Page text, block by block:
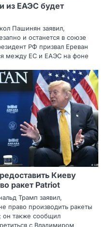
из ЕАЭС будет
Пашинян заявил,
и останется в союзе
РФ призвал Ереван
между ЕС и ЕАЭС на фоне
Киеву
ракет Patriot
Трамп заявил,
право производить ракеты
он также сообщил
с Владимиром